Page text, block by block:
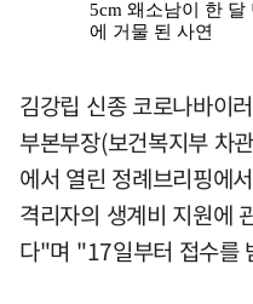
김강립 신종 코로나바이
부본부장(보건복지부 차
에서 열린 정례브리핑에
격리자의 생계비 지원에
다"며 "17일부터 접수를